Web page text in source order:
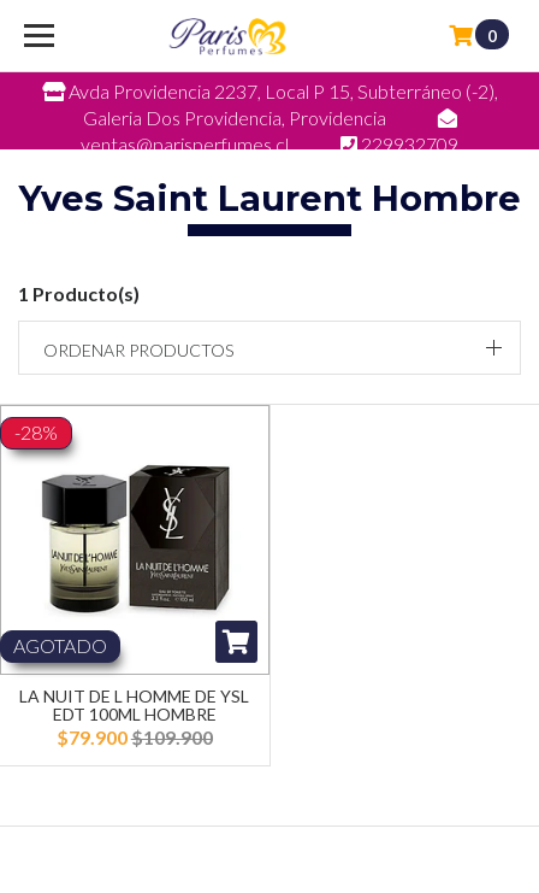
Avda Providencia 2237, Local P 15, Subterráneo (-2),
Galeria Dos Providencia, Providencia
ventas@parisperfumes.cl
229932709
0
Yves Saint Laurent Hombre
1 Producto(s)
ORDENAR PRODUCTOS
-28%
AGOTADO
LA NUIT DE L HOMME DE YSL
EDT 100ML HOMBRE
$79.900$109.900